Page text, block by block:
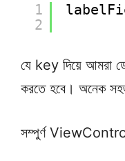
1
2
যে key দিয়ে আমরা
করতে হবে। অনেক
সম্পুর্ণ